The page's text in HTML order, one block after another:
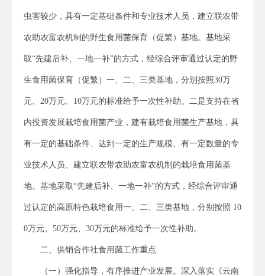
虫害较少，具有一定基础条件和专业技术人员，建立联农带
农助农富农机制的野生食用菌保育（促繁）基地。基地采
取“先建后补、一地一补”的方式，经综合评审通过认定的野
生食用菌保育（促繁）一、二、三类基地，分别按照30万
元、20万元、10万元的标准给予一次性补助。二是支持在省
内投资发展栽培食用菌产业，建有栽培食用菌生产基地，具
有一定的基础条件、达到一定的生产规模、有一定数量的专
业技术人员、建立联农带农助农富农机制的栽培食用菌基
地。基地采取“先建后补、一地一补”的方式，经综合评审通
过认定的高原特色栽培食用一、二、三类基地，分别按照 10
0万元、50万元、30万元的标准给予一次性补助。
二、供销合作社食用菌工作重点
（一）强化指导，有序推进产业发展。深入落实《云南